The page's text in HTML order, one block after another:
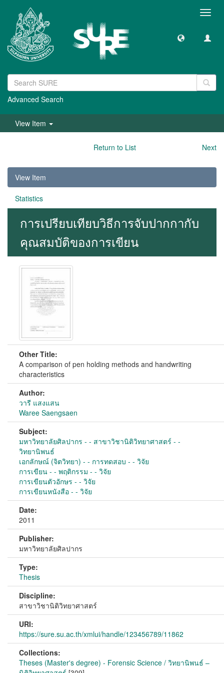
Advanced Search
View Item
Return to List Next
View Item
Statistics
การเปรียบเทียบวิธีการจับปากกากับ
คุณสมบัติของการเขียน
Other Title:
A comparison of pen holding methods and handwriting
characteristics
Author:
วารี แสงแสน
Waree Saengsaen
Subject:
มหาวิทยาลัยศิลปากร - - สาขาวิชานิติวิทยาศาสตร์ - -
วิทยานิพนธ์
เอกลักษณ์ (จิตวิทยา) - - การทดสอบ - - วิจัย
การเขียน - - พฤติกรรม - - วิจัย
การเขียนตัวอักษร - - วิจัย
การเขียนหนังสือ - - วิจัย
Date:
2011
Publisher:
มหาวิทยาลัยศิลปากร
Type:
Thesis
Discipline:
สาขาวิชานิติวิทยาศาสตร์
URI:
https://sure.su.ac.th/xmlui/handle/123456789/11862
Collections:
Theses (Master's degree) - Forensic Science / วิทยานิพนธ์ –